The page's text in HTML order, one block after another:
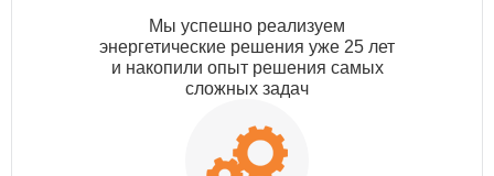
Мы успешно реализуем
энергетические решения уже 25 лет
и накопили опыт решения самых
сложных задач